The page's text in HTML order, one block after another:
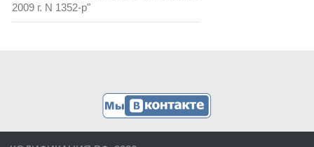
2009 г. N 1352-р"